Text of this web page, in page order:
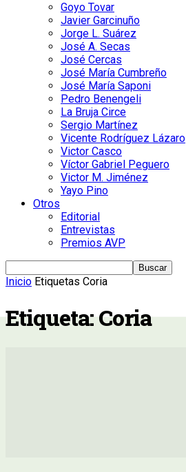
Goyo Tovar
Javier Garcinuño
Jorge L. Suárez
José A. Secas
José Cercas
José María Cumbreño
José María Saponi
Pedro Benengeli
La Bruja Circe
Sergio Martínez
Vicente Rodríguez Lázaro
Victor Casco
Víctor Gabriel Peguero
Victor M. Jiménez
Yayo Pino
Otros
Editorial
Entrevistas
Premios AVP
Inicio Etiquetas Coria
Etiqueta: Coria